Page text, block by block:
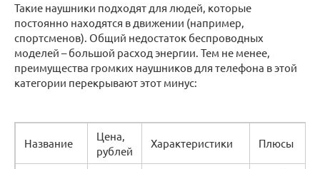
Такие наушники подходят для людей, которые
постоянно находятся в движении (например,
спортсменов). Общий недостаток беспроводных
моделей – большой расход энергии. Тем не менее,
преимущества громких наушников для телефона в этой
категории перекрывают этот минус:
Название
Цена,
рублей
Характеристики Плюсы